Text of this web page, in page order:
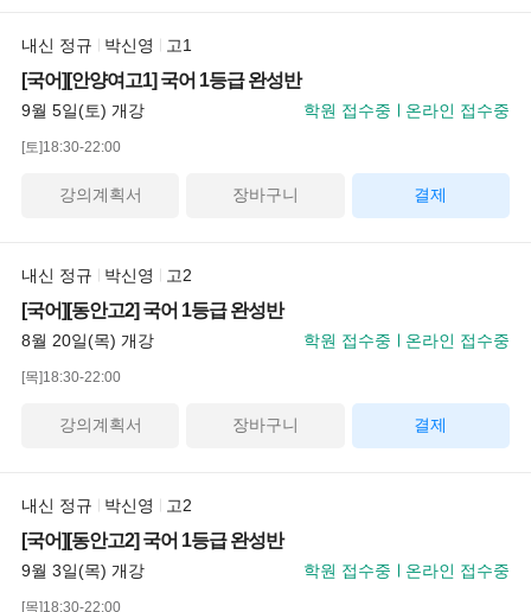
내신 정규 박신영 고1
[국어][안양여고1] 국어 1등급 완성반
9월 5일(토) 개강 학원 접수중 온라인 접수중
[토]18:30-22:00
강의계획서 장바구니 결제
내신 정규 박신영 고2
[국어][동안고2] 국어 1등급 완성반
8월 20일(목) 개강 학원 접수중 온라인 접수중
[목]18:30-22:00
강의계획서 장바구니 결제
내신 정규 박신영 고2
[국어][동안고2] 국어 1등급 완성반
9월 3일(목) 개강 학원 접수중 온라인 접수중
[목]18:30-22:00